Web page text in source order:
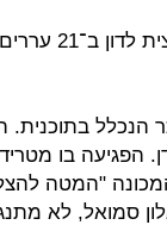
ההתנגדויות
הפגיעה בו
"המטה
סמואל, לא